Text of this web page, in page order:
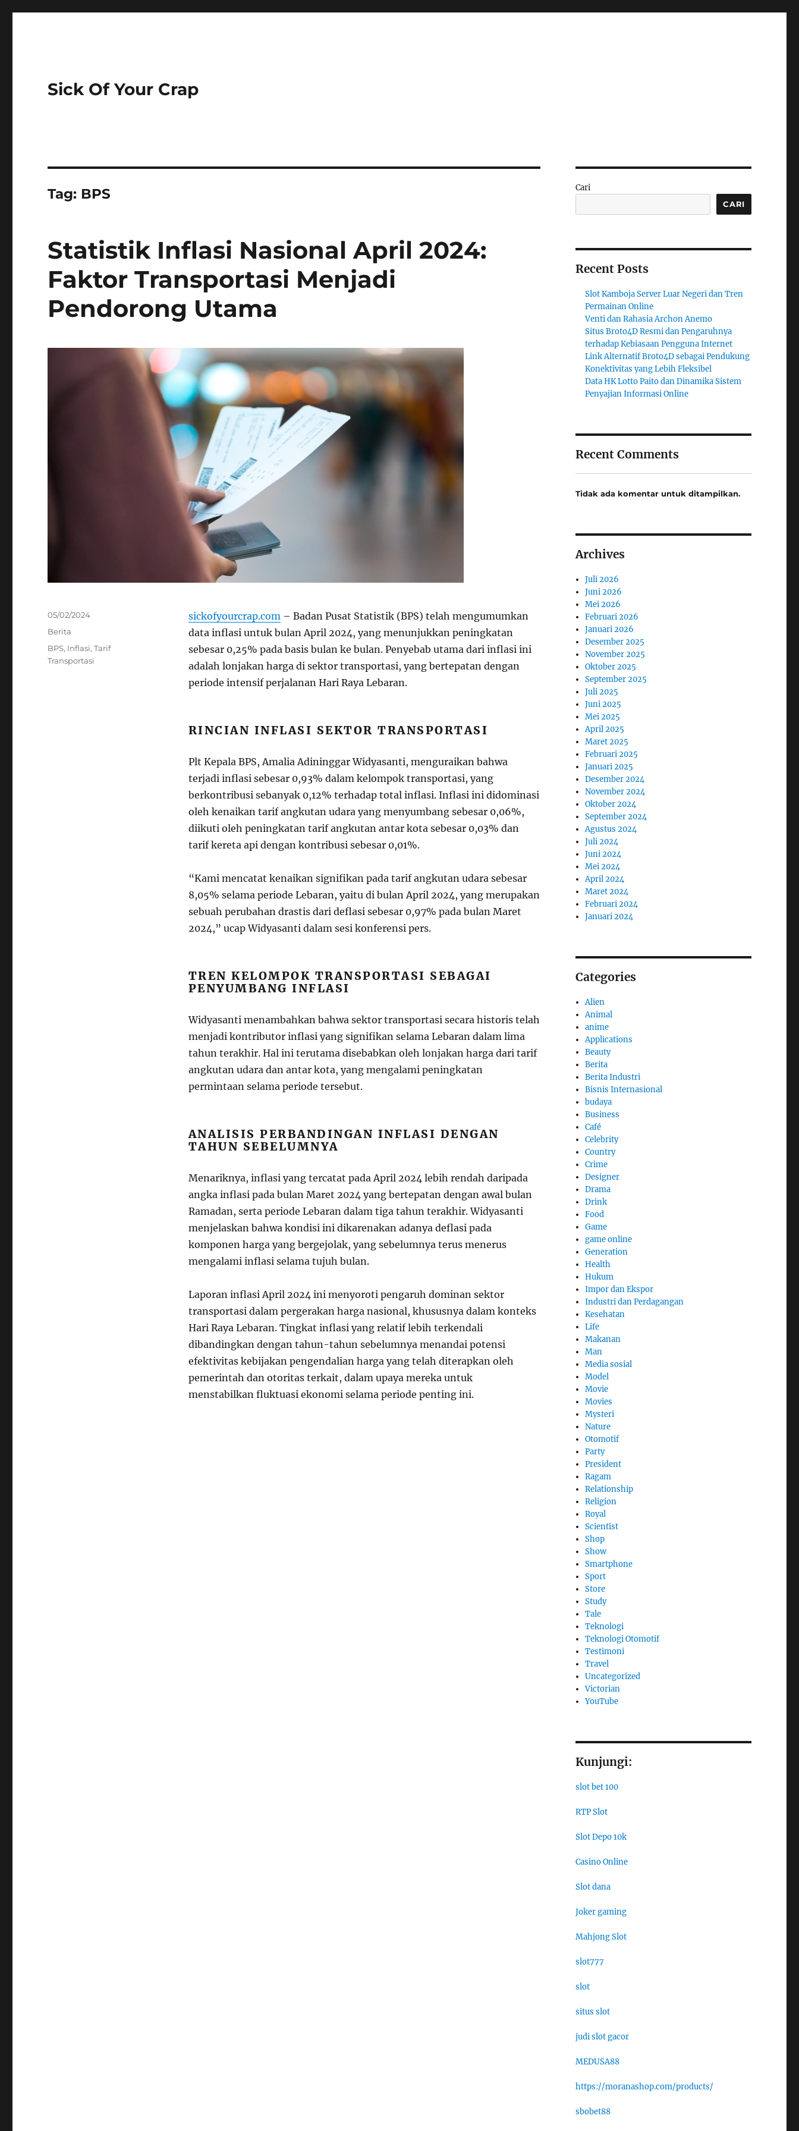
Sick Of Your Crap
Tag: BPS
Statistik Inflasi Nasional April 2024:
Faktor Transportasi Menjadi
Pendorong Utama
sickofyourcrap.com– Badan Pusat Statistik (BPS) telah mengumumkan
data inflasi untuk bulan April 2024, yang menunjukkan peningkatan
sebesar 0,25% pada basis bulan ke bulan. Penyebab utama dari inflasi ini
adalah lonjakan harga di sektor transportasi, yang bertepatan dengan
periode intensif perjalanan Hari Raya Lebaran.
RINCIAN INFLASI SEKTOR TRANSPORTASI
Plt Kepala BPS, Amalia Adininggar Widyasanti, menguraikan bahwa
terjadi inflasi sebesar 0,93% dalam kelompok transportasi, yang
berkontribusi sebanyak 0,12% terhadap total inflasi. Inflasi ini didominasi
oleh kenaikan tarif angkutan udara yang menyumbang sebesar 0,06%,
diikuti oleh peningkatan tarif angkutan antar kota sebesar 0,03% dan
tarif kereta api dengan kontribusi sebesar 0,01%.
“Kami mencatat kenaikan signifikan pada tarif angkutan udara sebesar
8,05% selama periode Lebaran, yaitu di bulan April 2024, yang merupakan
sebuah perubahan drastis dari deflasi sebesar 0,97% pada bulan Maret
2024,” ucap Widyasanti dalam sesi konferensi pers.
TREN KELOMPOK TRANSPORTASI SEBAGAI
PENYUMBANG INFLASI
Widyasanti menambahkan bahwa sektor transportasi secara historis telah
menjadi kontributor inflasi yang signifikan selama Lebaran dalam lima
tahun terakhir. Hal ini terutama disebabkan oleh lonjakan harga dari tarif
angkutan udara dan antar kota, yang mengalami peningkatan
permintaan selama periode tersebut.
ANALISIS PERBANDINGAN INFLASI DENGAN
TAHUN SEBELUMNYA
Menariknya, inflasi yang tercatat pada April 2024 lebih rendah daripada
angka inflasi pada bulan Maret 2024 yang bertepatan dengan awal bulan
Ramadan, serta periode Lebaran dalam tiga tahun terakhir. Widyasanti
menjelaskan bahwa kondisi ini dikarenakan adanya deflasi pada
komponen harga yang bergejolak, yang sebelumnya terus menerus
mengalami inflasi selama tujuh bulan.
Laporan inflasi April 2024 ini menyoroti pengaruh dominan sektor
transportasi dalam pergerakan harga nasional, khususnya dalam konteks
Hari Raya Lebaran. Tingkat inflasi yang relatif lebih terkendali
dibandingkan dengan tahun-tahun sebelumnya menandai potensi
efektivitas kebijakan pengendalian harga yang telah diterapkan oleh
pemerintah dan otoritas terkait, dalam upaya mereka untuk
menstabilkan fluktuasi ekonomi selama periode penting ini.
Posted
05/02/2024
Categories
Berita
Tags
BPS, Inflasi,Tarif
Transportasi
Cari
CARI
Recent Posts
Slot Kamboja Server Luar Negeri dan Tren
Permainan Online
Venti dan Rahasia Archon Anemo
Situs Broto4D Resmi dan Pengaruhnya
terhadap Kebiasaan Pengguna Internet
Link Alternatif Broto4D sebagai Pendukung
Konektivitas yang Lebih Fleksibel
Data HK Lotto Paito dan Dinamika Sistem
Penyajian Informasi Online
Recent Comments
Tidak ada komentar untuk ditampilkan.
Archives
Juli 2026
Juni 2026
Mei 2026
Februari 2026
Januari 2026
Desember 2025
November 2025
Oktober 2025
September 2025
Juli 2025
Juni 2025
Mei 2025
April 2025
Maret 2025
Februari 2025
Januari 2025
Desember 2024
November 2024
Oktober 2024
September 2024
Agustus 2024
Juli 2024
Juni 2024
Mei 2024
April 2024
Maret 2024
Februari 2024
Januari 2024
Categories
Alien
Animal
anime
Applications
Beauty
Berita
Berita Industri
Bisnis Internasional
budaya
Business
Café
Celebrity
Country
Crime
Designer
Drama
Drink
Food
Game
game online
Generation
Health
Hukum
Impor dan Ekspor
Industri dan Perdagangan
Kesehatan
Life
Makanan
Man
Media sosial
Model
Movie
Movies
Mysteri
Nature
Otomotif
Party
President
Ragam
Relationship
Religion
Royal
Scientist
Shop
Show
Smartphone
Sport
Store
Study
Tale
Teknologi
Teknologi Otomotif
Testimoni
Travel
Uncategorized
Victorian
YouTube
Kunjungi:
slot bet 100
RTP Slot
Slot Depo 10k
Casino Online
Slot dana
Joker gaming
Mahjong Slot
slot777
slot
situs slot
judi slot gacor
MEDUSA88
https://moranashop.com/products/
sbobet88